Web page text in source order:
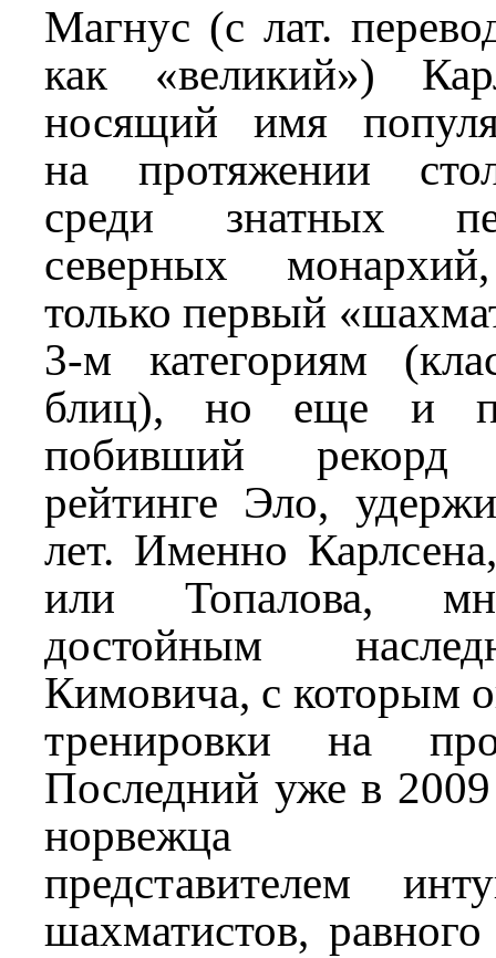
Магнус (с лат.
как «великий»)
носящий имя
на протяжении
среди знатных
северных
только первый
3-м категориям
блиц), но еще и
побивший
рейтинге Эло,
лет. Именно
или Топалова,
достойным
Кимовича, с которым
тренировки на
Последний уже в
норвежца
представителем
шахматистов,